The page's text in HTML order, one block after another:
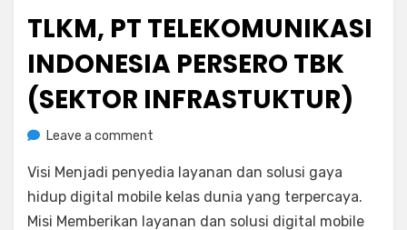
TLKM, PT TELEKOMUNIKASI
INDONESIA PERSERO TBK
(SEKTOR INFRASTUKTUR)
byRediyus Putra
Leave a comment
PT
Telekomunikasi
Indonesia
Visi Menjadi penyedia layanan dan solusi gaya
hidup digital mobile kelas dunia yang terpercaya.
Misi Memberikan layanan dan solusi digital mobile